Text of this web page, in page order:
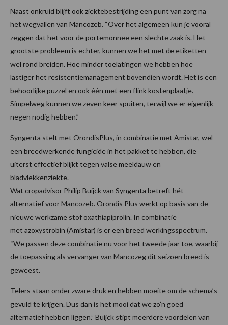
Naast onkruid blijft ook ziektebestrijding een punt van zorg na
het wegvallen van Mancozeb. “Over het algemeen kun je vooral
zeggen dat het voor de portemonnee een slechte zaak is. Het
grootste probleem is echter, kunnen we het met de etiketten
wel rond breiden. Hoe minder toelatingen we hebben hoe
lastiger het resistentiemanagement bovendien wordt. Het is een
behoorlijke puzzel en ook één met een flink kostenplaatje.
Simpelweg kunnen we zeven keer spuiten, terwijl we er eigenlijk
negen nodig hebben.”
Syngenta stelt met OrondisPlus, in combinatie met Amistar, wel
een breedwerkende fungicide in het pakket te hebben, die
uiterst effectief blijkt tegen valse meeldauw en
bladvlekkenziekte.
Wat cropadvisor Philip Buijck van Syngenta betreft hét
alternatief voor Mancozeb. Orondis Plus werkt op basis van de
nieuwe werkzame stof oxathiapiprolin. In combinatie
met azoxystrobin (Amistar) is er een breed werkingsspectrum.
“We passen deze combinatie nu voor het tweede jaar toe, waarbij
de toepassing als vervanger van Mancozeg dit seizoen breed is
geweest.
Telers staan onder zware druk en hebben moeite om de schema’s
gevuld te krijgen. Dus dan is het mooi dat we zo’n goed
alternatief hebben liggen.” Buijck stipt meerdere voordelen van